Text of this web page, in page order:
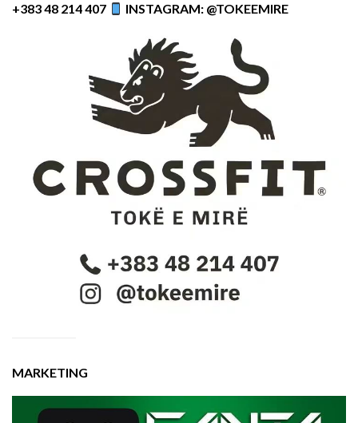
+383 48 214 407
INSTAGRAM: @TOKEEMIRE
MARKETING